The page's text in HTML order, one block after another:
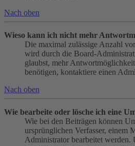
Nach oben
Wieso kann ich nicht mehr
Die maximal zulässige Anzahl
wird durch die Board-
glaubst, mehr
benötigen, kontaktiere einen
Nach oben
Wie bearbeite oder lösche ich eine
Wie bei den Beiträgen können
ursprünglichen Verfasser, einem
Administrator bearbeitet werden.